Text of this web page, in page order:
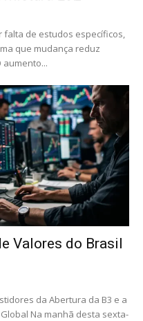
falta de estudos específicos,
que mudança reduz
Valores do Brasil
da Abertura da B3 e a
Na manhã desta sexta-